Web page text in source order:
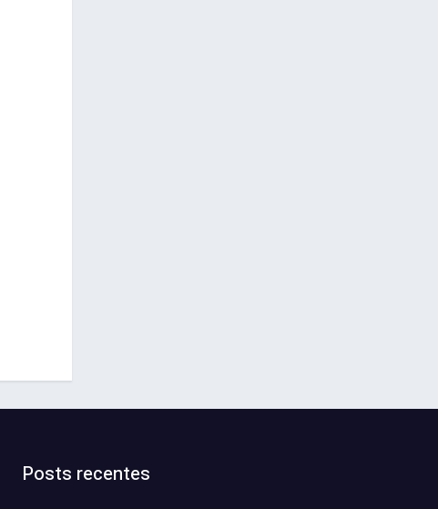
Posts recentes